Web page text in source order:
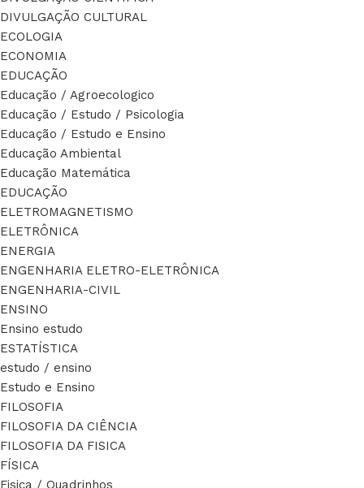
DIVULGAÇÃO CULTURAL
ECOLOGIA
ECONOMIA
EDUCAÇÃO
Educação / Agroecologico
Educação / Estudo / Psicologia
Educação / Estudo e Ensino
Educação Ambiental
Educação Matemática
EDUCAÇÃO
ELETROMAGNETISMO
ELETRÔNICA
ENERGIA
ENGENHARIA ELETRO-ELETRÔNICA
ENGENHARIA-CIVIL
ENSINO
Ensino estudo
ESTATÍSTICA
estudo / ensino
Estudo e Ensino
FILOSOFIA
FILOSOFIA DA CIÊNCIA
FILOSOFIA DA FISICA
FÍSICA
Fisica / Quadrinhos